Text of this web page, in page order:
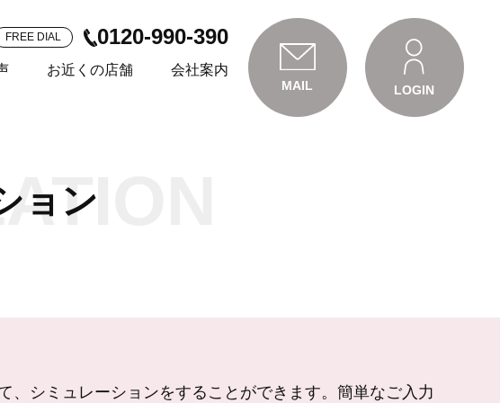
お近くの店舗 会社案内
FREE DIAL 0120-990-390
MAIL LOGIN
ョン
、シミュレーションをすることができます。簡単なご入力